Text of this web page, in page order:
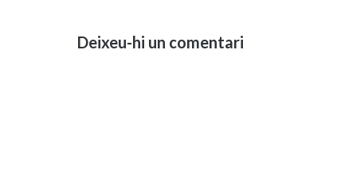
Deixeu-hi un comentari